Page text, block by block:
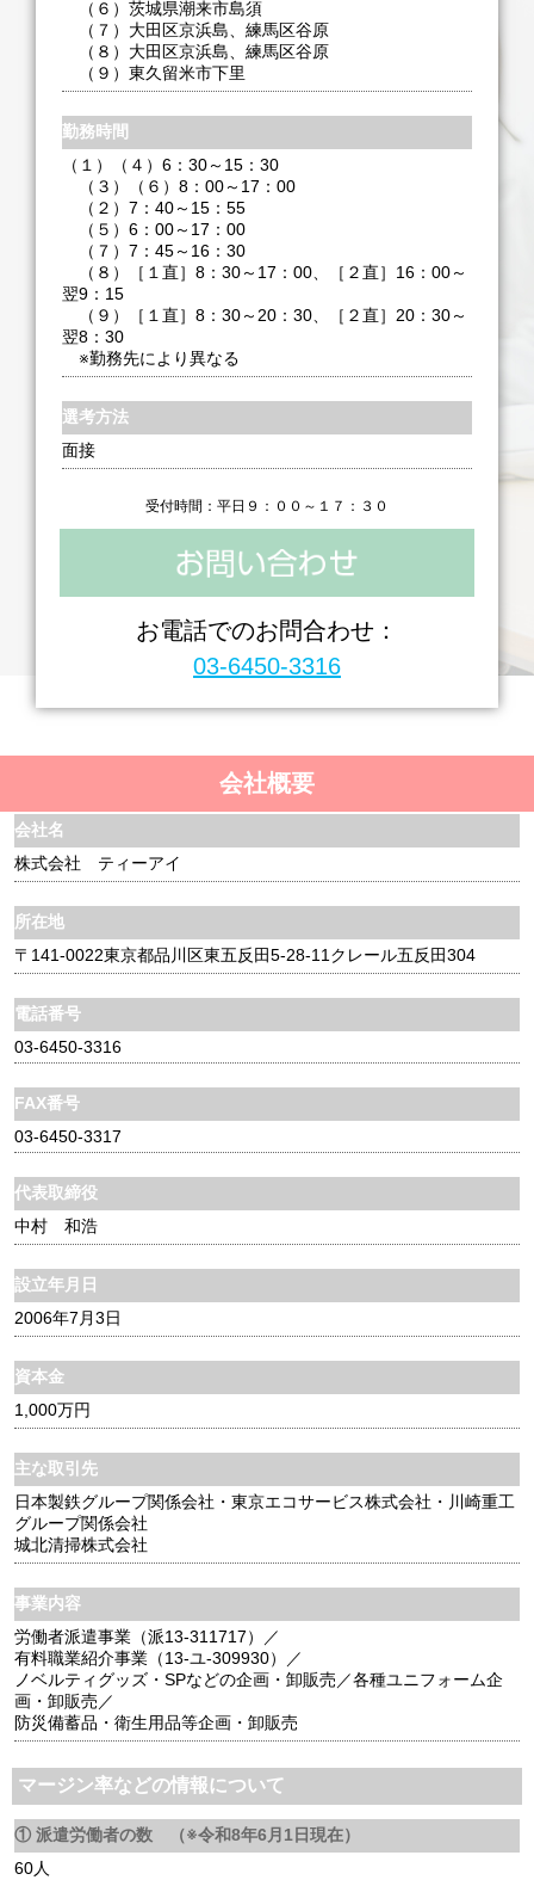
（６）茨城県潮来市島須
（７）大田区京浜島、練馬区谷原
（８）大田区京浜島、練馬区谷原
（９）東久留米市下里
勤務時間
（１）（４）6：30～15：30
（３）（６）8：00～17：00
（２）7：40～15：55
（５）6：00～17：00
（７）7：45～16：30
（８）［１直］8：30～17：00、［２直］16：00～
翌9：15
（９）［１直］8：30～20：30、［２直］20：30～
翌8：30
※勤務先により異なる
選考方法
面接
受付時間：平日９：００～１７：３０
お電話でのお問合わせ：
03-6450-3316
会社概要
会社名
株式会社 ティーアイ
所在地
〒141-0022東京都品川区東五反田5-28-11クレール五反田304
電話番号
03-6450-3316
FAX番号
03-6450-3317
代表取締役
中村 和浩
設立年月日
2006年7月3日
資本金
1,000万円
主な取引先
日本製鉄グループ関係会社・ 東京エコサービス株式会社・ 川崎重工
グループ関係会社
城北清掃株式会社
事業内容
労働者派遣事業（派13-311717）／
有料職業紹介事業（13-ユ-309930）／
ノベルティグッズ・SPなどの企画・卸販売／各種ユニフォーム企
画・卸販売／
防災備蓄品・衛生用品等企画・卸販売
マージン率などの情報について
① 派遣労働者の数 （※令和8年6月1日現在）
60人